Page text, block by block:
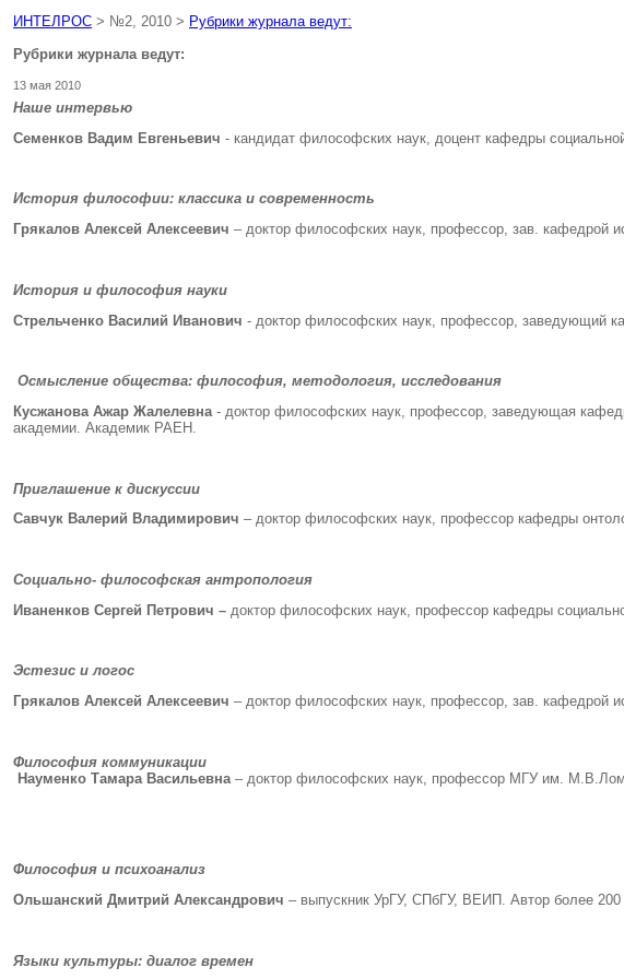
ИНТЕЛРОС > №2, 2010 > Рубрики журнала ведут:
Рубрики журнала ведут:
13 мая 2010
Наше интервью
Семенков Вадим Евгеньевич - кандидат философских наук, доцент кафедры
История философии: классика и современность
Грякалов Алексей Алексеевич – доктор философских наук, профессор, зав. кафедрой
История и философия науки
Стрельченко Василий Иванович - доктор философских наук, профессор, заведующий
Осмысление общества: философия, методология, исследования
Кусжанова Ажар Жалелевна - доктор философских наук, профессор, заведующая
академии. Академик РАЕН.
Приглашение к дискуссии
Савчук Валерий Владимирович – доктор философских наук, профессор кафедры
Социально- философская антропология
Иваненков Сергей Петрович – доктор философских наук, профессор кафедры
Эстезис и логос
Грякалов Алексей Алексеевич – доктор философских наук, профессор, зав. кафедрой
Философия коммуникации
Науменко Тамара Васильевна – доктор философских наук, профессор МГУ им.
Философия и психоанализ
Ольшанский Дмитрий Александрович – выпускник УрГУ, СПбГУ, ВЕИП. Автор более
Языки культуры: диалог времен